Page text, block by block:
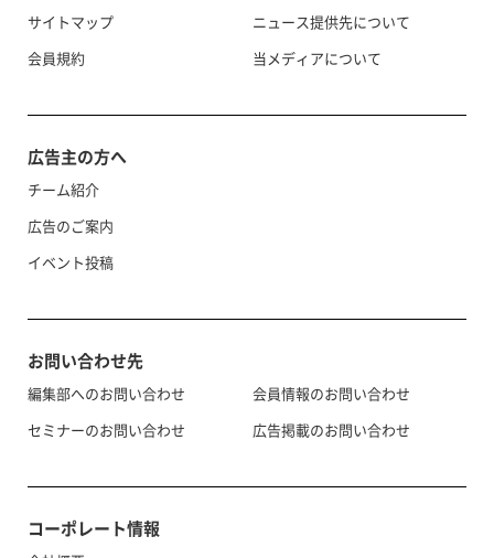
サイトマップ
会員規約
ニュース提供先について
当メディアについて
広告主の方へ
チーム紹介
広告のご案内
イベント投稿
お問い合わせ先
編集部へのお問い合わせ
セミナーのお問い合わせ
会員情報のお問い合わせ
広告掲載のお問い合わせ
コーポレート情報